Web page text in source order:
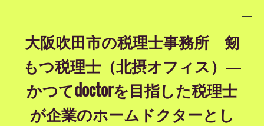
大阪吹田市の税理士事務所 剱
もつ税理士（北摂オフィス）―
かつてdoctorを目指した税理士
が企業のホームドクターとし